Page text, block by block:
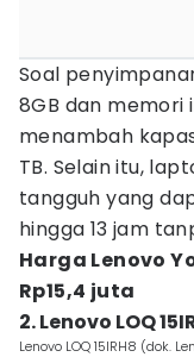
Soal
8GB dan memori
menambah
TB. Selain itu,
tangguh yang
hingga 13 jam
Harga Lenovo
Rp15,4 juta
2. Lenovo LOQ
Lenovo LOQ 15IRH8 (dok.